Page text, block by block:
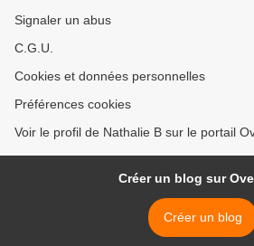
Signaler un abus
C.G.U.
Cookies et données personnelles
Préférences cookies
Voir le profil de Nathalie B sur le portail
Créer un blog sur
Créer un blog